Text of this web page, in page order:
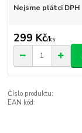
Nejsme plátci DPH
299 Kč/ks
Číslo produktu:
EAN kód: